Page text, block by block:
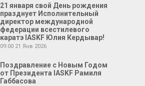
21 января свой День рождения
празднует Исполнительный
директор международной
федерации всестилевого
каратэ IASKF Юлия Кердывар!
09:00 21 Янв 2026
Поздравление с Новым Годом
от Президента IASKF Рамиля
Габбасова